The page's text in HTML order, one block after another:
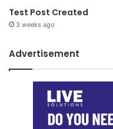
Test Post Created
3 weeks ago
Advertisement